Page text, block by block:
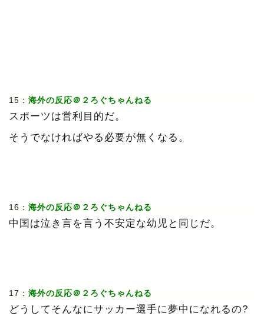
15： 海外の反応＠２ろぐちゃんねる
スポーツは営利目的だ。
そうでなければやる必要が無くなる。
16： 海外の反応＠２ろぐちゃんねる
中国は泣き言を言う不安定な幼児と同じだ。
17： 海外の反応＠２ろぐちゃんねる
どうしてそんなにサッカー選手に夢中になれるの?